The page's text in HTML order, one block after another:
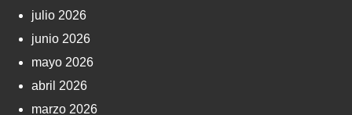
julio 2026
junio 2026
mayo 2026
abril 2026
marzo 2026